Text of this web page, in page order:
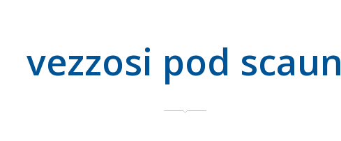
vezzosi pod scaun